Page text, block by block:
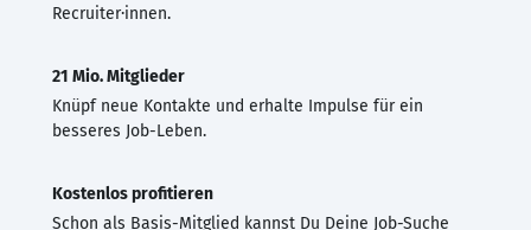
Recruiter·innen.
21 Mio. Mitglieder
Knüpf neue Kontakte und erhalte Impulse für ein
besseres Job-Leben.
Kostenlos profitieren
Schon als Basis-Mitglied kannst Du Deine Job-Suche